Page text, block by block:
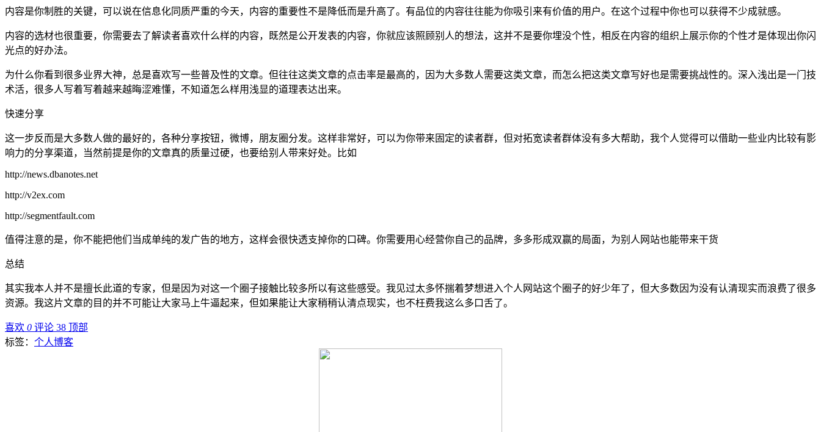
内容是你制胜的关键，可以说在信息化同质严重的今天，内容的重要性不是降低而是升高了。有品位的内容往往能为你吸引来有价值的用户。在这个过程中你也可以获得不少成就感。
内容的选材也很重要，你需要去了解读者喜欢什么样的内容，既然是公开发表的内容，你就应该照顾别人的想法，这并不是要你埋没个性，相反在内容的组织上展示你的个性才是体现出你闪
光点的好办法。
为什么你看到很多业界大神，总是喜欢写一些普及性的文章。但往往这类文章的点击率是最高的，因为大多数人需要这类文章，而怎么把这类文章写好也是需要挑战性的。深入浅出是一门技
术活，很多人写着写着越来越晦涩难懂，不知道怎么样用浅显的道理表达出来。
快速分享
这一步反而是大多数人做的最好的，各种分享按钮，微博，朋友圈分发。这样非常好，可以为你带来固定的读者群，但对拓宽读者群体没有多大帮助，我个人觉得可以借助一些业内比较有影
响力的分享渠道，当然前提是你的文章真的质量过硬，也要给别人带来好处。比如
http://news.dbanotes.net
http://v2ex.com
http://segmentfault.com
值得注意的是，你不能把他们当成单纯的发广告的地方，这样会很快透支掉你的口碑。你需要用心经营你自己的品牌，多多形成双赢的局面，为别人网站也能带来干货
总结
其实我本人并不是擅长此道的专家，但是因为对这一个圈子接触比较多所以有这些感受。我见过太多怀揣着梦想进入个人网站这个圈子的好少年了，但大多数因为没有认清现实而浪费了很多
资源。我这片文章的目的并不可能让大家马上牛逼起来，但如果能让大家稍稍认清点现实，也不枉费我这么多口舌了。
喜欢 0 评论 38 顶部
标签： 个人博客